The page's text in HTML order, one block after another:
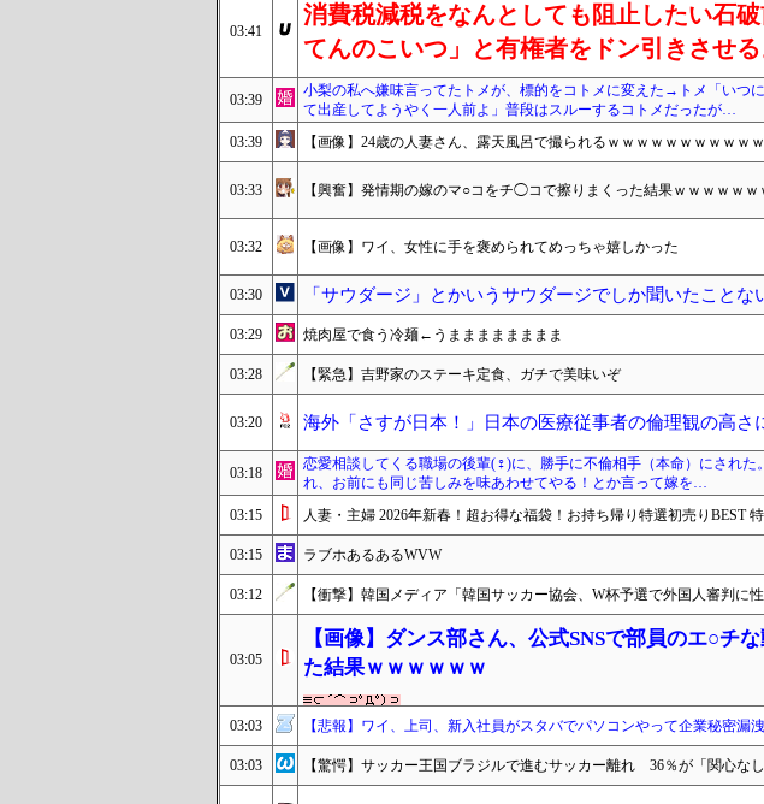
03:41
消費税減税をなんとしても阻止したい石
てんのこいつ」と有権者をドン引きさせ
03:39
小梨の私へ嫌味言ってたトメが、標的をコトメに変えた→トメ「いつ
て出産してようやく一人前よ」普段はスルーするコトメだったが…
03:39 【画像】24歳の人妻さん、露天風呂で撮られるｗｗｗｗｗｗｗｗｗｗ
03:33 【興奮】発情期の嫁のマ○コをチ◯コで擦りまくった結果ｗｗｗｗｗｗ
03:32 【画像】ワイ、女性に手を褒められてめっちゃ嬉しかった
03:30 「サウダージ」とかいうサウダージでしか聞いたことな
03:29 焼肉屋で食う冷麺←うまままままままま
03:28 【緊急】吉野家のステーキ定食、ガチで美味いぞ
03:20 海外「さすが日本！」日本の医療従事者の倫理観の高さ
03:18
恋愛相談してくる職場の後輩(♀)に、勝手に不倫相手（本命）にされた
れ、お前にも同じ苦しみを味あわせてやる！とか言って嫁を…
03:15 人妻・主婦 2026年新春！超お得な福袋！お持ち帰り特選初売りBEST
03:15 ラブホあるあるWVW
03:12 【衝撃】韓国メディア「韓国サッカー協会、W杯予選で外国人審判に性
03:05
【画像】ダンス部さん、公式SNSで部員のエ○チ
た結果ｗｗｗｗｗｗ
03:03 【悲報】ワイ、上司、新入社員がスタバでパソコンやって企業秘密漏
03:03 【驚愕】サッカー王国ブラジルで進むサッカー離れ 36％が「関心なし